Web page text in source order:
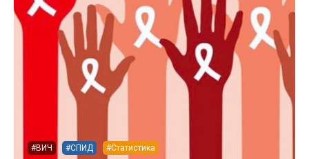
#ВИЧ #СПИД #Статистика